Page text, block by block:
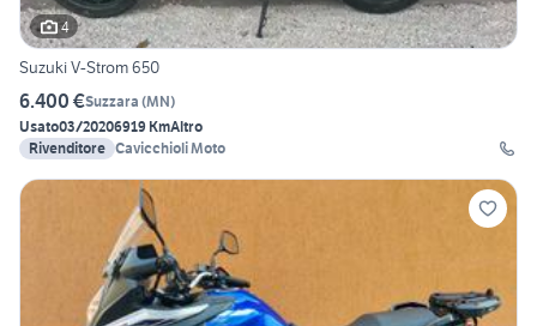
4
Suzuki V-Strom 650
6.400 €Suzzara (MN)
Usato03/20206919 KmAltro
Rivenditore Cavicchioli Moto